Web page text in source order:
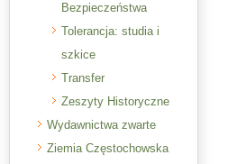
Bezpieczeństwa
Tolerancja: studia i
szkice
Transfer
Zeszyty Historyczne
Wydawnictwa zwarte
Ziemia Częstochowska